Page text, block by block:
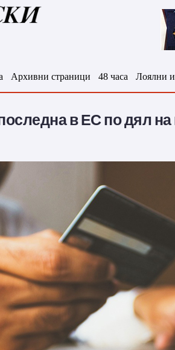
Архивни страници 48 часа Лоялни
в ЕС по дял